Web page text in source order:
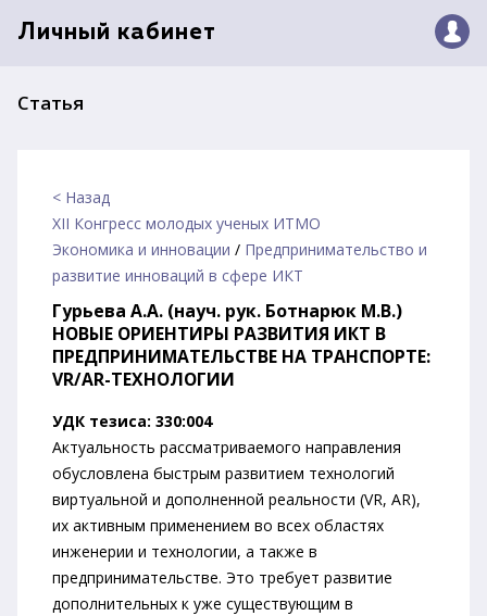
Личный кабинет
Статья
< Назад
XII Конгресс молодых ученых ИТМО
Экономика и инновации / Предпринимательство и
развитие инноваций в сфере ИКТ
Гурьева А.А. (науч. рук. Ботнарюк М.В.)
НОВЫЕ ОРИЕНТИРЫ РАЗВИТИЯ ИКТ В
ПРЕДПРИНИМАТЕЛЬСТВЕ НА ТРАНСПОРТЕ:
VR/AR-ТЕХНОЛОГИИ
УДК тезиса: 330:004
Актуальность рассматриваемого направления
обусловлена быстрым развитием технологий
виртуальной и дополненной реальности (VR, AR),
их активным применением во всех областях
инженерии и технологии, а также в
предпринимательстве. Это требует развитие
дополнительных к уже существующим в